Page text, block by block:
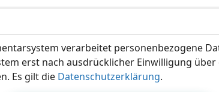
verarbeitet personenbezogene
erst nach ausdrücklicher Einwilligung
Es gilt die Datenschutzerklärung.